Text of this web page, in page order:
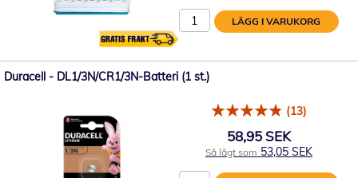
LÄGG I VARUKORG
Duracell - DL1/3N/CR1/3N-Batteri (1 st.)
(13)
58,95 SEK
Så lågt som 53,05 SEK